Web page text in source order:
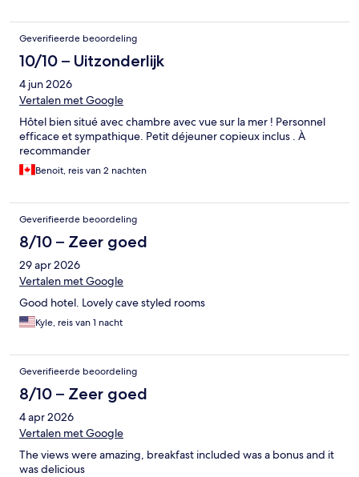
Geverifieerde beoordeling
10/10 – Uitzonderlijk
4 jun 2026
Vertalen met Google
Hôtel bien situé avec chambre avec vue sur la mer ! Personnel
efficace et sympathique. Petit déjeuner copieux inclus . À
recommander
Benoit, reis van 2 nachten
Geverifieerde beoordeling
8/10 – Zeer goed
29 apr 2026
Vertalen met Google
Good hotel. Lovely cave styled rooms
Kyle, reis van 1 nacht
Geverifieerde beoordeling
8/10 – Zeer goed
4 apr 2026
Vertalen met Google
The views were amazing, breakfast included was a bonus and it
was delicious